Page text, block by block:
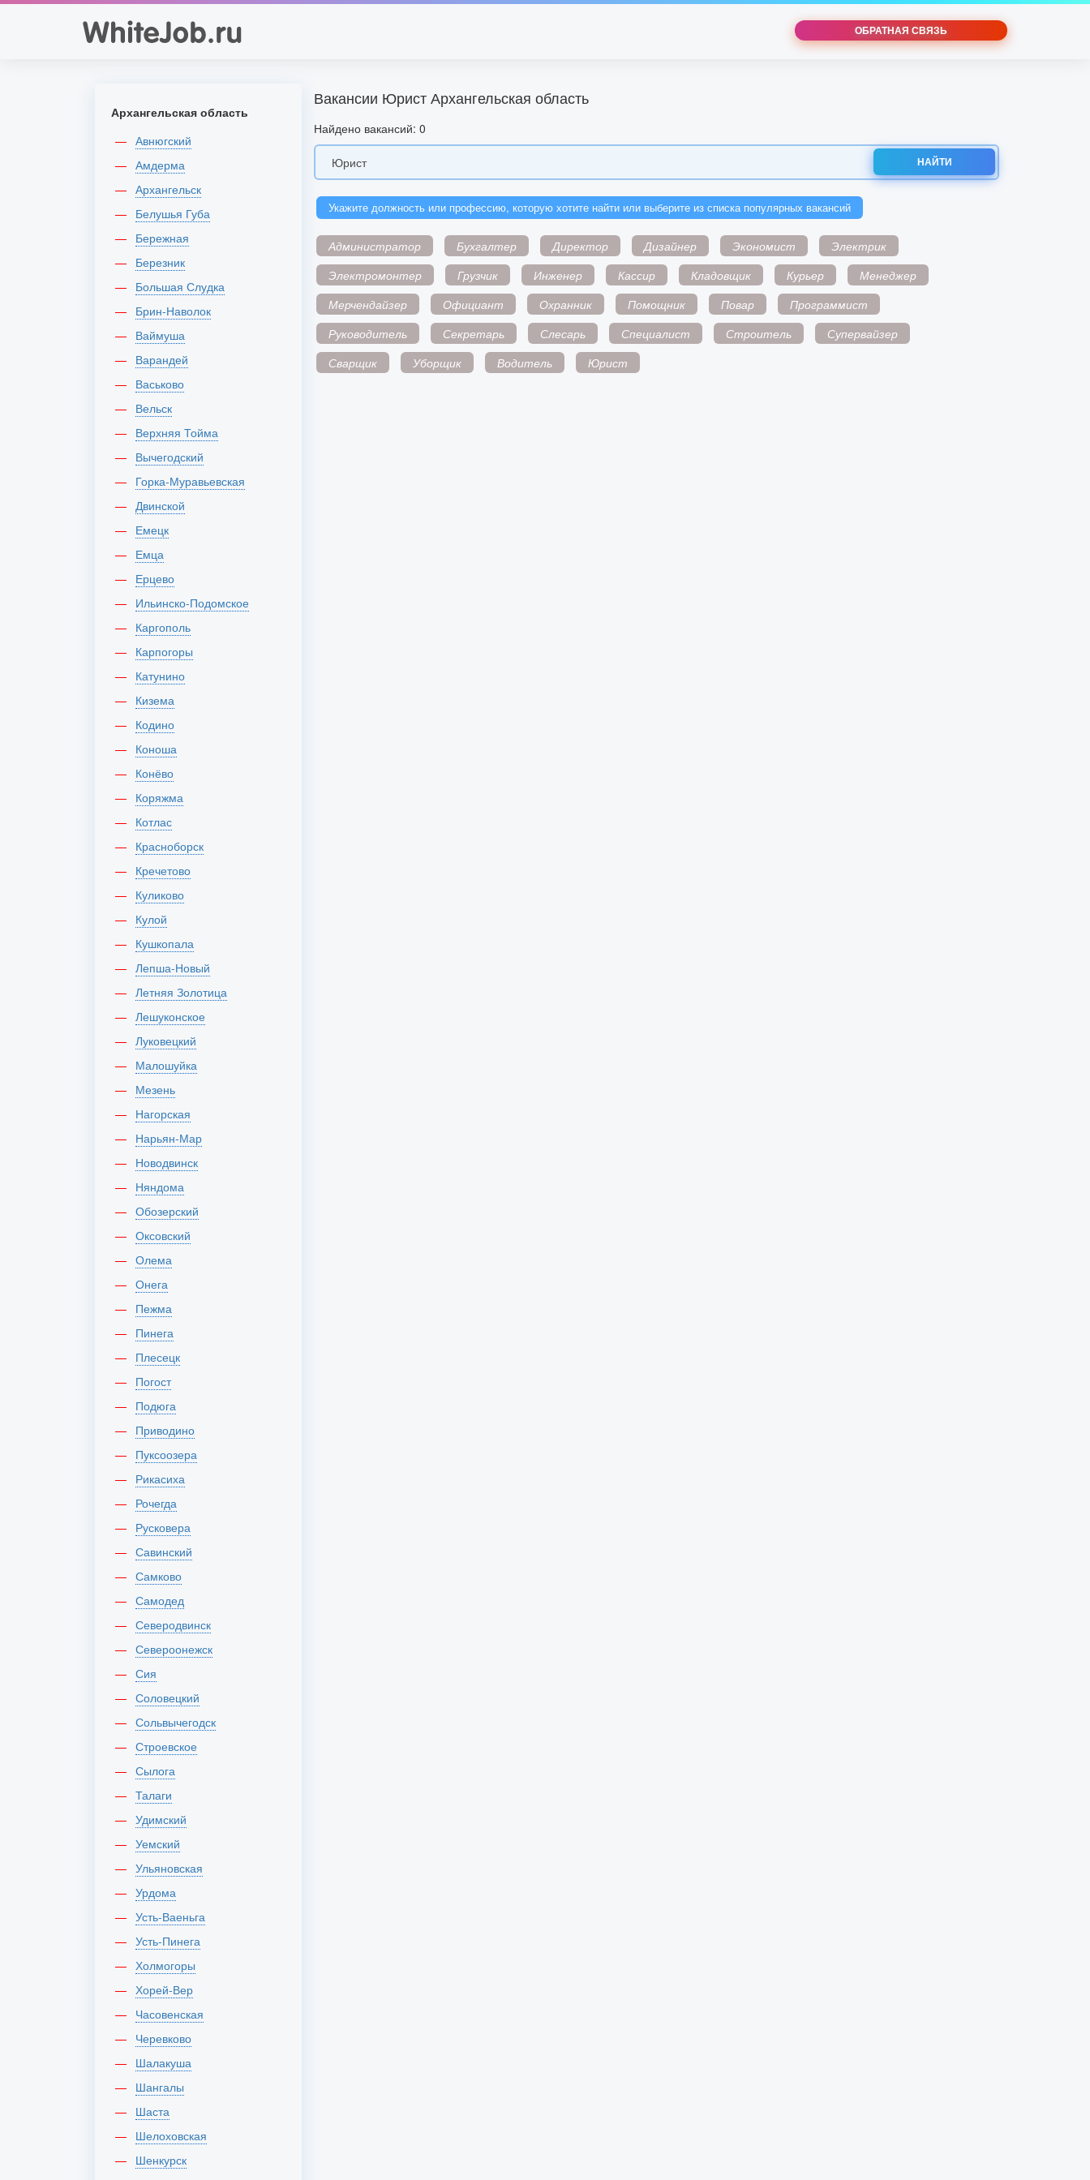
ОБРАТНАЯ СВЯЗЬ
Вакансии Юрист Архангельская область
Найдено вакансий: 0
НАЙТИ
Укажите должность или профессию, которую хотите найти или выберите из списка популярных вакансий
Администратор Бухгалтер Директор Дизайнер Экономист
Электрик
Электромонтер
Грузчик Инженер Кассир Кладовщик Курьер
Менеджер
Мерчендайзер
Официант Охранник Помощник Повар
Программист
Руководитель
Секретарь Слесарь Специалист Строитель
Супервайзер
Сварщик
Уборщик Водитель Юрист
Архангельская область
Авнюгский
Амдерма
Архангельск
Белушья Губа
Бережная
Березник
Большая Слудка
Брин-Наволок
Ваймуша
Варандей
Васьково
Вельск
Верхняя Тойма
Вычегодский
Горка-Муравьевская
Двинской
Емецк
Емца
Ерцево
Ильинско-Подомское
Каргополь
Карпогоры
Катунино
Кизема
Кодино
Коноша
Конёво
Коряжма
Котлас
Красноборск
Кречетово
Куликово
Кулой
Кушкопала
Лепша-Новый
Летняя Золотица
Лешуконское
Луковецкий
Малошуйка
Мезень
Нагорская
Нарьян-Мар
Новодвинск
Няндома
Обозерский
Оксовский
Олема
Онега
Пежма
Пинега
Плесецк
Погост
Подюга
Приводино
Пуксоозера
Рикасиха
Рочегда
Русковера
Савинский
Самково
Самодед
Северодвинск
Североонежск
Сия
Соловецкий
Сольвычегодск
Строевское
Сылога
Талаги
Удимский
Уемский
Ульяновская
Урдома
Усть-Ваеньга
Усть-Пинега
Холмогоры
Хорей-Вер
Часовенская
Черевково
Шалакуша
Шангалы
Шаста
Шелоховская
Шенкурск